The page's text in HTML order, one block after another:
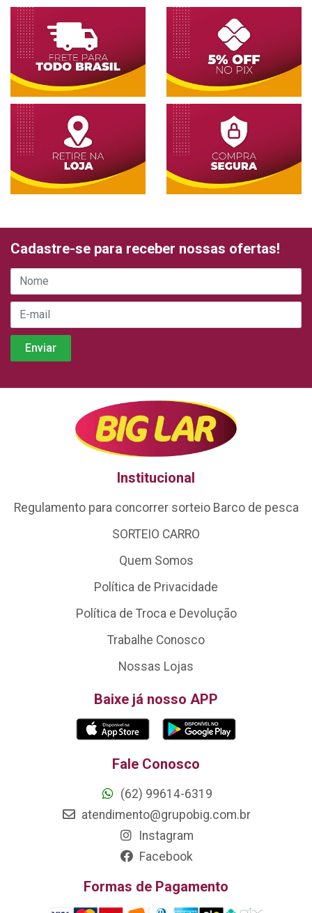
Cadastre-se para receber nossas ofertas!
Institucional
Regulamento para concorrer sorteio Barco de pesca
SORTEIO CARRO
Quem Somos
Política de Privacidade
Política de Troca e Devolução
Trabalhe Conosco
Nossas Lojas
Baixe já nosso APP
Fale Conosco
(62) 99614-6319
atendimento@grupobig.com.br
Instagram
Facebook
Formas de Pagamento